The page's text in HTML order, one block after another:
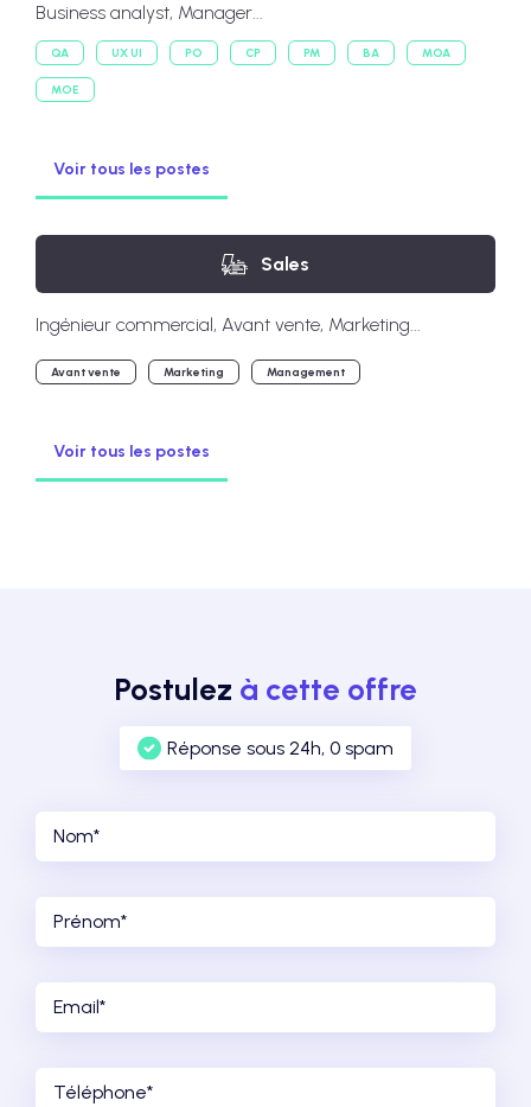
Business analyst, Manager...
QA UX UI PO CP PM BA MOA
MOE
Voir tous les postes
Sales
Ingénieur commercial, Avant vente, Marketing...
Avant vente Marketing Management
Voir tous les postes
Postulez à cette offre
Réponse sous 24h, 0 spam